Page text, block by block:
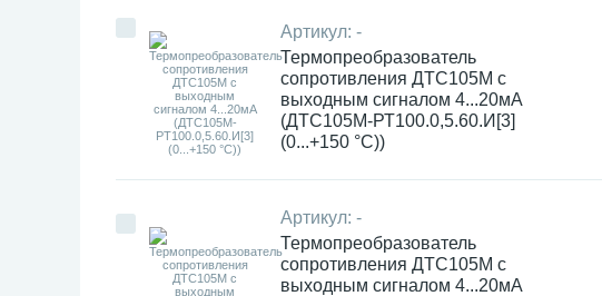
Артикул: -
Термопреобразователь
сопротивления ДТC105М с
выходным сигналом 4...20мА
(ДТС105М-РТ100.0,5.60.И[3]
(0...+150 °С))
Артикул: -
Термопреобразователь
сопротивления ДТC105М с
выходным сигналом 4...20мА